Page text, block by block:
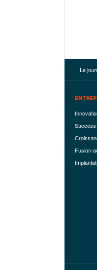
Le
Fusion-